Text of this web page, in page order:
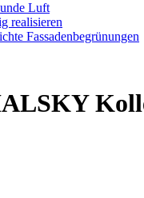
Luft
realisieren
Fassadenbegrünungen